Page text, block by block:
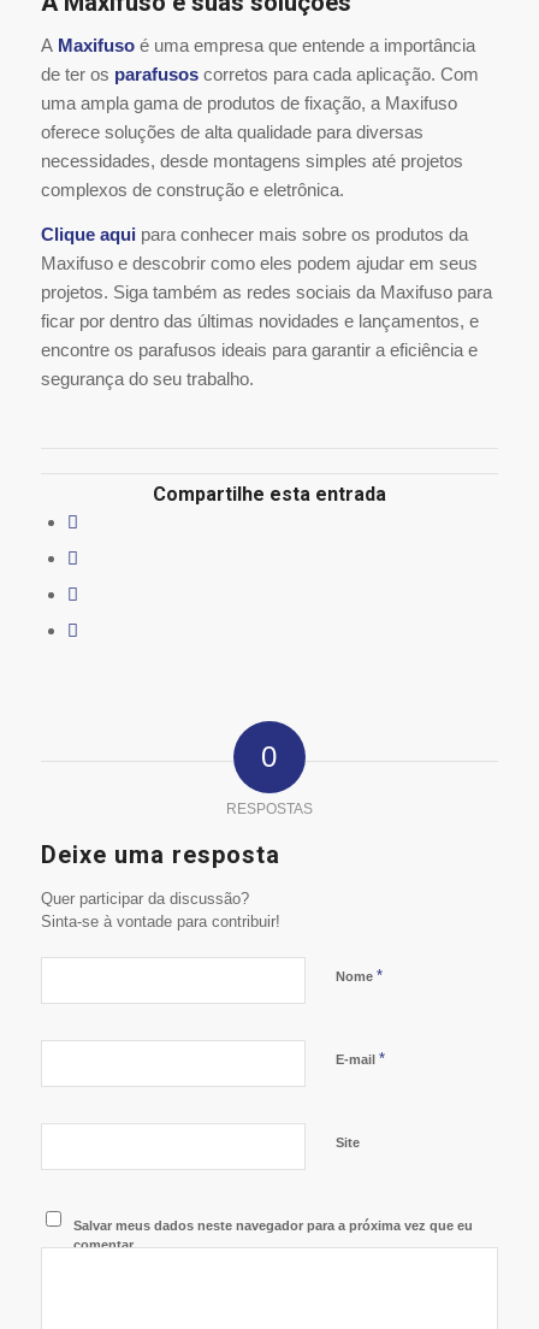
A Maxifusoé uma empresa que entende a importância
de ter os parafusoscorretos para cada aplicação. Com
uma ampla gama de produtos de fixação, a Maxifuso
oferece soluções de alta qualidade para diversas
necessidades, desde montagens simples até projetos
complexos de construção e eletrônica.
Clique aqui para conhecer mais sobre os produtos da
Maxifuso e descobrir como eles podem ajudar em seus
projetos. Siga também as redes sociais da Maxifuso para
ficar por dentro das últimas novidades e lançamentos, e
encontre os parafusos ideais para garantir a eficiência e
segurança do seu trabalho.
Compartilhe esta entrada
0
RESPOSTAS
Deixe uma resposta
Quer participar da discussão?
Sinta-se à vontade para contribuir!
Nome *
E-mail *
Site
Salvar meus dados neste navegador para a próxima vez que eu
comentar.